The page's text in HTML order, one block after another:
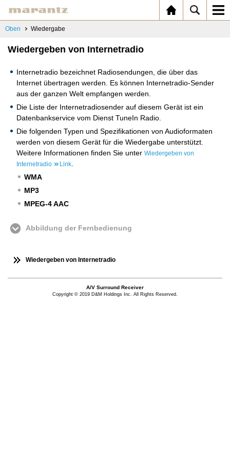
Oben Wiedergabe
Wiedergeben von Internetradio
Internetradio bezeichnet Radiosendungen, die über das
Internet übertragen werden. Es können Internetradio-Sender
aus der ganzen Welt empfangen werden.
Die Liste der Internetradiosender auf diesem Gerät ist ein
Datenbankservice vom Dienst TuneIn Radio.
Die folgenden Typen und Spezifikationen von Audioformaten
werden von diesem Gerät für die Wiedergabe unterstützt.
Weitere Informationen finden Sie unter Wiedergeben von
Internetradio
Link
WMA
MP3
MPEG-4 AAC
Abbildung der Fernbedienung
Wiedergeben von Internetradio
A/V Surround Receiver
Copyright © 2019 D&M Holdings Inc. All Rights Reserved.